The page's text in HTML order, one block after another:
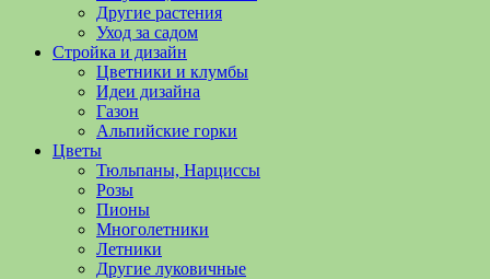
выращивании
Другие растения
Уход за садом
Стройка и дизайн
Цветники и клумбы
Идеи дизайна
Газон
Альпийские горки
Цветы
Тюльпаны, Нарциссы
Розы
Пионы
Многолетники
Летники
Другие луковичные